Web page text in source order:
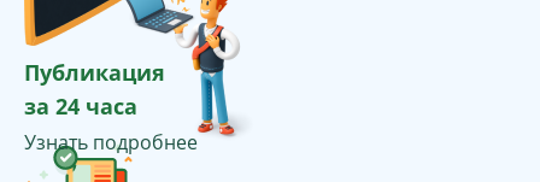
Публикация
за 24 часа
Узнать подробнее